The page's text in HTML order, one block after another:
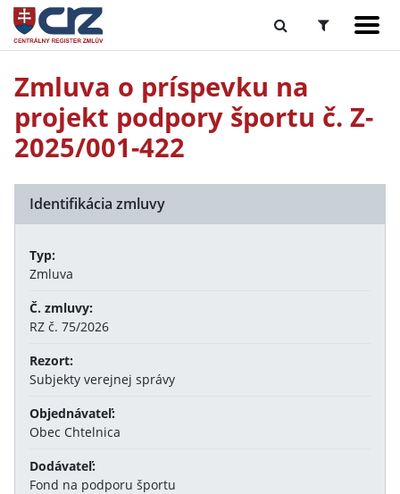
Zmluva o príspevku na
projekt podpory športu č. Z-
2025/001-422
Identifikácia zmluvy
Typ:
Zmluva
Č. zmluvy:
RZ č. 75/2026
Rezort:
Subjekty verejnej správy
Objednávateľ:
Obec Chtelnica
Dodávateľ:
Fond na podporu športu